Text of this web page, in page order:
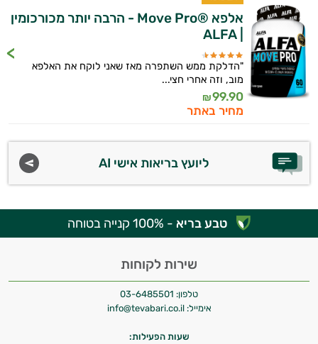
אלפא ®Move Pro - הרבה יותר מכורכומין
| ALFA
"הדלקת ממש השתפרה מאז שאני לוקח את האלפא
מוב, וזה אחרי חצי...
99.90
₪
מחיר באתר
ליועץ בריאות אישי AI
טבע בריא - 100% קנייה בטוחה
שירות לקוחות
טלפון: 03-6485501
אימייל: info@tevabari.co.il
שעות הפעילות:
אישיות מבוססות מדעית.
זה הזמן להתחיל. איך אוכל לעזור?